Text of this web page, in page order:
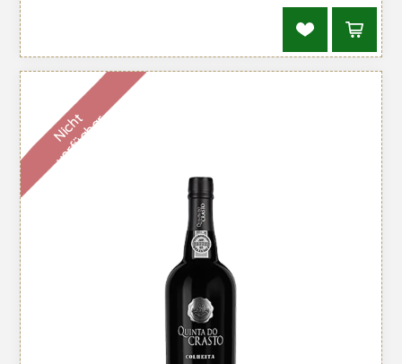
N
i
c
h
t
v
e
r
f
ü
g
b
a
r